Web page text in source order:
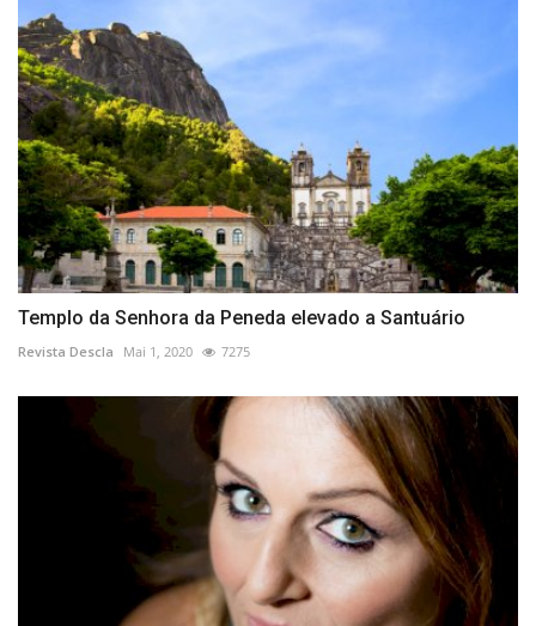
Templo da Senhora da Peneda elevado a Santuário
Revista Descla Mai 1, 2020 7275